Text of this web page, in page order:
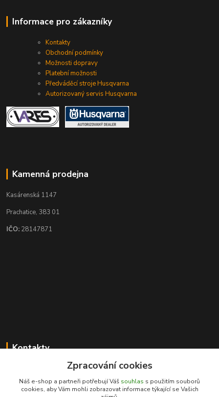
Informace pro zákazníky
Kontakty
Obchodní podmínky
Možnosti dopravy
Platební možnosti
Předváděcí stroje Husqvarna
Autorizovaný servis Husqvarna
Kamenná prodejna
Kasárenská 1147
Prachatice, 383 01
IČO: 28147871
Kontakty
Karel Novotný
+420 731 441 901
(Po-Pá 8-17hod, So 8.30-11.30)
Zpracování cookies
Náš e-shop a partneři potřebují Váš souhlas s použitím souborů
cookies, aby Vám mohli zobrazovat informace týkající se Vašich